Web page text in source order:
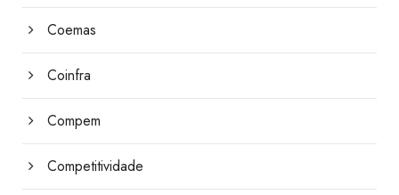
Coemas
Coinfra
Compem
Competitividade